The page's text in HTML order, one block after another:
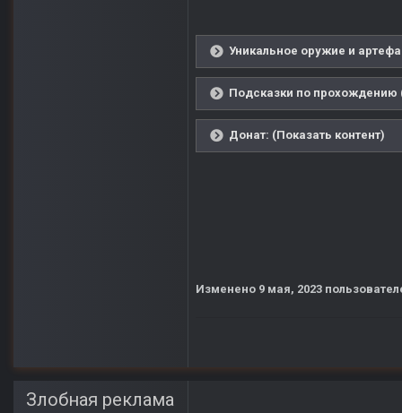
Уникальное оружие и
Подсказки по прохождению
Донат: (Показать контент)
Изменено 9 мая, 2023
Злобная реклама